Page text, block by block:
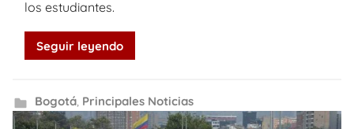
los estudiantes.
Seguir leyendo
Bogotá, Principales Noticias